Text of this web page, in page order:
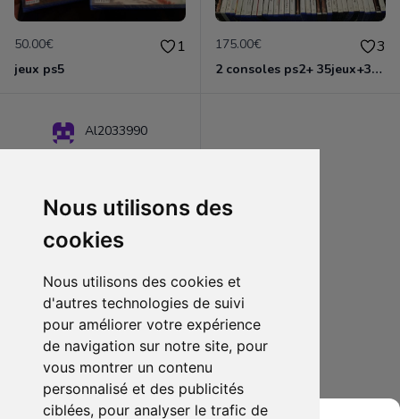
Nous utilisons des
cookies
Nous utilisons des cookies et
d'autres technologies de suivi
pour améliorer votre expérience
de navigation sur notre site, pour
vous montrer un contenu
personnalisé et des publicités
ciblées, pour analyser le trafic de
50.00€ 1
jeux ps5
175.00€ 3
2 consoles ps2+ 35jeux+3manettes+notices+sacoche officielle
Al2033990
165.00€ 0
bd semic comics, spawn, servial,nona, Marvel comics etc